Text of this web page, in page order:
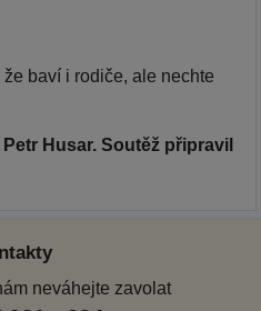
baví i rodiče, ale nechte
Husar. Soutěž připravil
neváhejte zavolat